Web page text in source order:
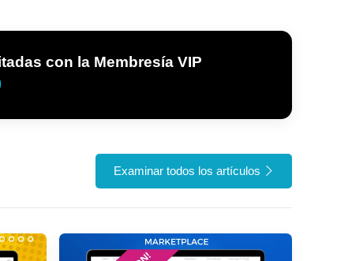
con la Membresía VIP
Examinar todos los artículos